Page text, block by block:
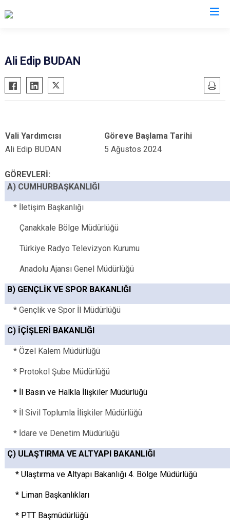
Ali Edip BUDAN
Vali Yardımcısı
Göreve Başlama Tarihi
Ali Edip BUDAN
5 Ağustos 2024
GÖREVLERİ:
A) CUMHURBAŞKANLIĞI
* İletişim Başkanlığı
Çanakkale Bölge Müdürlüğü
Türkiye Radyo Televizyon Kurumu
Anadolu Ajansı Genel Müdürlüğü
B) GENÇLİK VE SPOR BAKANLIĞI
* Gençlik ve Spor İl Müdürlüğü
C) İÇİŞLERİ BAKANLIĞI
* Özel Kalem Müdürlüğü
* Protokol Şube Müdürlüğü
* İl Basın ve Halkla İlişkiler Müdürlüğü
* İl Sivil Toplumla İlişkiler Müdürlüğü
* İdare ve Denetim Müdürlüğü
Ç) ULAŞTIRMA VE ALTYAPI BAKANLIĞI
* Ulaştırma ve Altyapı Bakanlığı 4. Bölge Müdürlüğü
* Liman Başkanlıkları
* PTT Başmüdürlüğü